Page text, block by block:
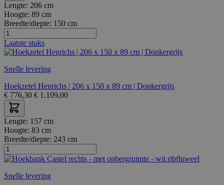
Lengte: 206 cm
Hoogte: 89 cm
Breedte/diepte: 150 cm
Laatste stuks
Snelle levering
Hoekzetel Henrichs | 206 x 150 x 89 cm | Donkergrijs
€ 776,30 € 1.109,00
Lengte: 157 cm
Hoogte: 83 cm
Breedte/diepte: 243 cm
Snelle levering